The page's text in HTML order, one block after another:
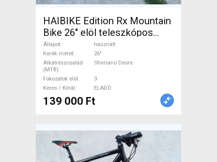
HAIBIKE Edition Rx Mountain
Bike 26" elöl teleszkópos
Shimano Deore használt
ELADÓ
Állapot
használt
Kerék méret
26"
Alkatrészcsalád
(MTB)
Shimano Deore
Fokozatok elöl
3
Keres / Kínál
ELADÓ
139 000 Ft